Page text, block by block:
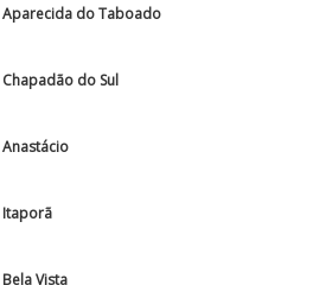
do Taboado
do Sul
Itaporã
Vista